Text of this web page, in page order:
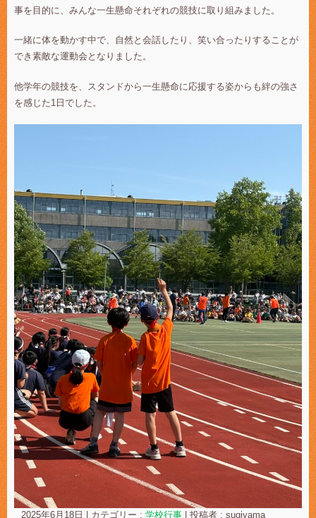
事を目的に、みんな一生懸命それぞれの競技に取り組みました。
一緒に体を動かす中で、自然と会話したり、笑い合ったりすることが
でき素敵な運動会となりました。
他学年の競技を、スタンドから一生懸命に応援する姿からも絆の強さ
を感じた1日でした。
2025年6月18日 カテゴリー : 学校行事 投稿者 : sugiyama